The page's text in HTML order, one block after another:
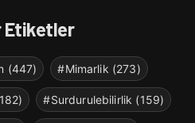
Etiketler
(447) #Mimarlik (273)
#Surdurulebilirlik (159)